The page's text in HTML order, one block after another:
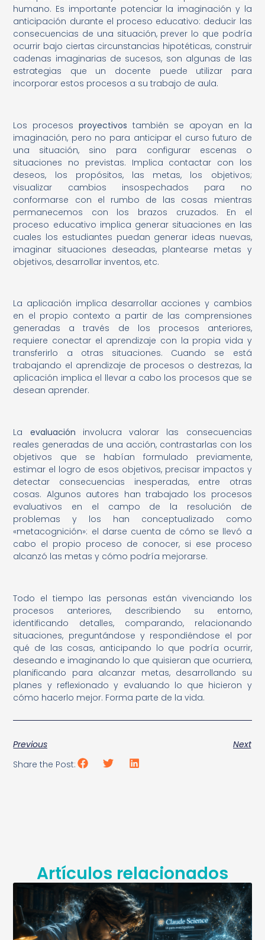
humano. Es importante potenciar la imaginación y la
anticipación durante el proceso educativo: deducir las
consecuencias de una situación, prever lo que podría
ocurrir bajo ciertas circunstancias hipotéticas, construir
cadenas imaginarias de sucesos, son algunas de las
estrategias que un docente puede utilizar para
incorporar estos procesos a su trabajo de aula.
Los procesosproyectivos también se apoyan en la
imaginación, pero no para anticipar el curso futuro de
una situación, sino para configurar escenas o
situaciones no previstas. Implica contactar con los
deseos, los propósitos, las metas, los objetivos;
visualizar cambios insospechados para no
conformarse con el rumbo de las cosas mientras
permanecemos con los brazos cruzados. En el
proceso educativo implica generar situaciones en las
cuales los estudiantes puedan generar ideas nuevas,
imaginar situaciones deseadas, plantearse metas y
objetivos, desarrollar inventos, etc.
La aplicación implica desarrollar acciones y cambios
en el propio contexto a partir de las comprensiones
generadas a través de los procesos anteriores,
requiere conectar el aprendizaje con la propia vida y
transferirlo a otras situaciones. Cuando se está
trabajando el aprendizaje de procesos o destrezas, la
aplicación implica el llevar a cabo los procesos que se
desean aprender.
La evaluación involucra valorar las consecuencias
reales generadas de una acción, contrastarlas con los
objetivos que se habían formulado previamente,
estimar el logro de esos objetivos, precisar impactos y
detectar consecuencias inesperadas, entre otras
cosas. Algunos autores han trabajado los procesos
evaluativos en el campo de la resolución de
problemas y los han conceptualizado como
«metacognición»: el darse cuenta de cómo se llevó a
cabo el propio proceso de conocer, si ese proceso
alcanzó las metas y cómo podría mejorarse.
Todo el tiempo las personas están vivenciando los
procesos anteriores, describiendo su entorno,
identificando detalles, comparando, relacionando
situaciones, preguntándose y respondiéndose el por
qué de las cosas, anticipando lo que podría ocurrir,
deseando e imaginando lo que quisieran que ocurriera,
planificando para alcanzar metas, desarrollando su
planes y reflexionado y evaluando lo que hicieron y
cómo hacerlo mejor. Forma parte de la vida.
Previous
Next
Share the Post:
Artículos relacionados